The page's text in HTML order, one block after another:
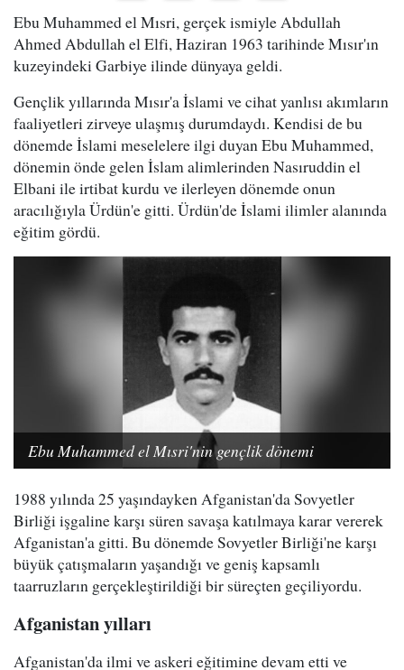
Ebu Muhammed el Mısri, gerçek ismiyle Abdullah
Ahmed Abdullah el Elfi, Haziran 1963 tarihinde Mısır'ın
kuzeyindeki Garbiye ilinde dünyaya geldi.
Gençlik yıllarında Mısır'a İslami ve cihat yanlısı akımların
faaliyetleri zirveye ulaşmış durumdaydı. Kendisi de bu
dönemde İslami meselelere ilgi duyan Ebu Muhammed,
dönemin önde gelen İslam alimlerinden Nasıruddin el
Elbani ile irtibat kurdu ve ilerleyen dönemde onun
aracılığıyla Ürdün'e gitti. Ürdün'de İslami ilimler alanında
eğitim gördü.
Ebu Muhammed el Mısri'nin gençlik dönemi
1988 yılında 25 yaşındayken Afganistan'da Sovyetler
Birliği işgaline karşı süren savaşa katılmaya karar vererek
Afganistan'a gitti. Bu dönemde Sovyetler Birliği'ne karşı
büyük çatışmaların yaşandığı ve geniş kapsamlı
taarruzların gerçekleştirildiği bir süreçten geçiliyordu.
Afganistan yılları
Afganistan'da ilmi ve askeri eğitimine devam etti ve